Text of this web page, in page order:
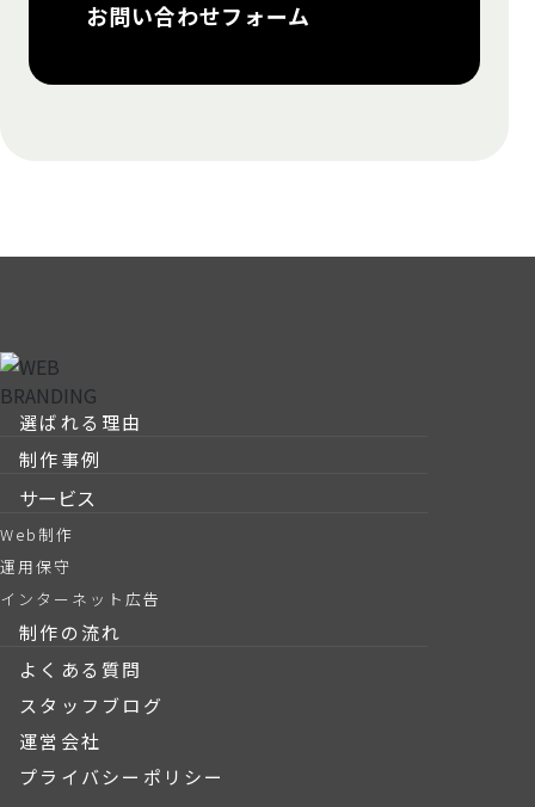
お問い合わせフォーム
選ばれる理由
制作事例
サービス
Web制作
運用保守
インターネット広告
制作の流れ
よくある質問
スタッフブログ
運営会社
プライバシーポリシー